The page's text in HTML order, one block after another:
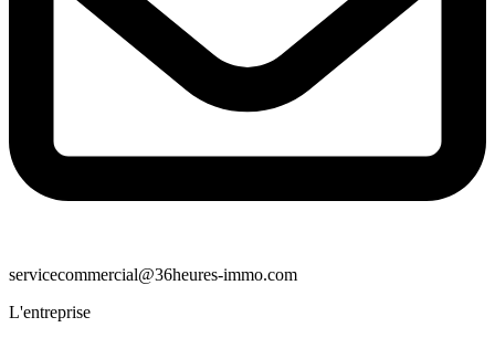
servicecommercial@36heures-immo.com
L'entreprise